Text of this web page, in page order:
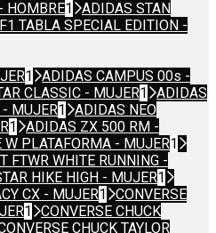
HOMBRE1
ADIDAS STAN
TABLA SPECIAL EDITION -
1
ADIDAS CAMPUS 00s -
CLASSIC - MUJER1
ADIDAS
- MUJER1
ADIDAS NEO
1
ADIDAS ZX 500 RM -
PLATAFORMA - MUJER1
FTWR WHITE RUNNING -
HIKE HIGH - MUJER1
CX - MUJER1
CONVERSE
1
CONVERSE CHUCK
CHUCK TAYLOR